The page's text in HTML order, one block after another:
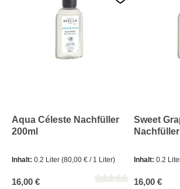
Durchschnittliche Bewertung von 0 von 5
Aqua Céleste Nachfüller
200ml
Inhalt: 0.2 Liter (80,00 € / 1 Liter)
16,00 €
Sweet
Nachfüller
Inhalt: 0.2
16,00 €